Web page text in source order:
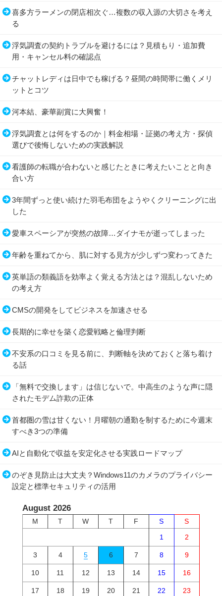
喜多方ラーメンの閉店相次ぐ…複数の収入源の大切さを考え
る
浮気調査の契約トラブルを避けるには？見積もり・追加費
用・キャンセル料の確認点
チャットレディは日中でも稼げる？昼間の時間帯に働くメリ
ットとコツ
河本結、豪華副賞に大興奮！
浮気調査とは何をするのか｜料金相場・証拠の考え方・探偵
選びで後悔しないための実践解説
看護師の転職が合わないと感じたときに考えたいことと向き
合い方
3年間ずっと使い続けた羽毛布団をようやくクリーニングに出
した
愛車スペーシアが突然の故障…ダイナモが逝ってしまった
年齢を重ねてから、肌に対する見方が少しずつ変わってきた
英単語の類義語を効率よく覚える方法とは？混乱しないため
の考え方
CMSの開発をしてビジネスを加速させる
長期的に幸せを築く恋愛戦略と倫理判断
不安系の口コミを見る前に、判断軸を決めておくと落ち着け
る話
「無料で交換します」は信じないで。中高生のような声に隠
されたモデム詐欺の正体
首都圏の雪は甘くない！月曜朝の通勤を制するために今週末
すべき3つの準備
AIと自動化で収益を安定化させる実践ロードマップ
のぞき見防止は大丈夫？Windows11のカメラのプライバシー
設定と標準セキュリティの活用
August 2026
M T W T F S
S
1
2
3 4 5 6 7 8 9
10 11 12 13 14 15 16
17 18 19 20 21 22 23